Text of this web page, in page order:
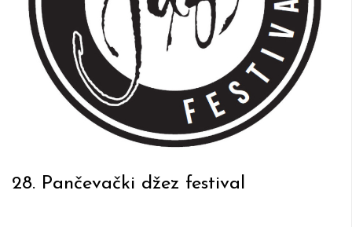
28. Pančevački džez festival